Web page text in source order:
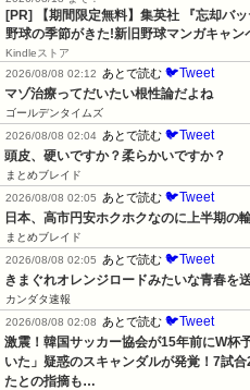
[PR] 【期間限定無料】集英社 『忘却バ
野球の季節がきた!新旧野球マンガキャン
Kindleストア
2026/08/08 02:12
あとで読む 🐦Tweet
マゾ治療ってだいたい根性論だよね
ゴールデンタイムズ
2026/08/08 02:04 あとで読む 🐦Tweet
頭皮、硬いですか？柔らかいですか？
まとめブレイド
2026/08/08 02:05
あとで読む 🐦Tweet
日本、高市円安ホクホクなのに上半期の
まとめブレイド
2026/08/08 02:05
あとで読む 🐦Tweet
きまぐれオレンジロードみたいな青春を
カンダタ速報
2026/08/08 02:08
あとで読む 🐦Tweet
激震！韓国サッカー協会が15年前にW杯
いた」疑惑のスキャンダルが発覚！7試
たとの指摘も…